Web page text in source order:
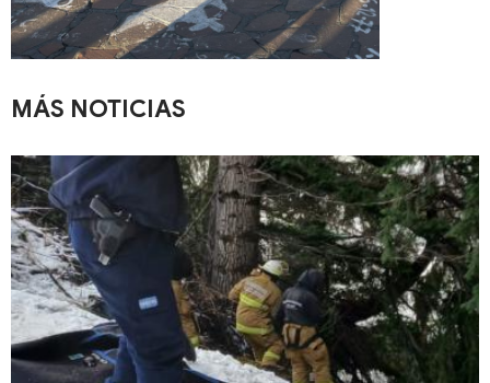
MÁS NOTICIAS